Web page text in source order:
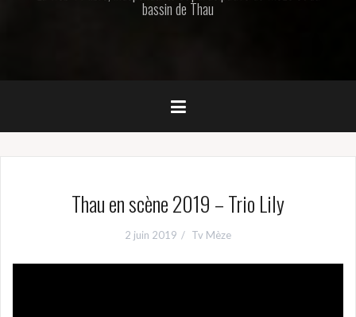
bassin de Thau
Thau en scène 2019 – Trio Lily
2 juin 2019 Tv Mèze